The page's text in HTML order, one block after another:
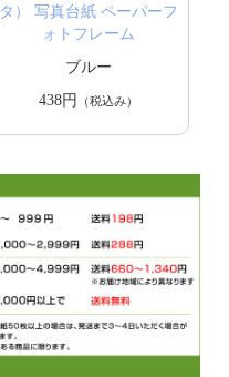
タ） 写真台紙 ペーパーフ
ォトフレーム
ブルー
438円
（税込み）